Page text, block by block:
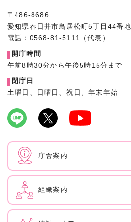
〒486-8686
愛知県春日井市鳥居松町5丁目44番地
電話：0568-81-5111（代表）
開庁時間
午前8時30分から午後5時15分まで
閉庁日
土曜日、日曜日、祝日、年末年始
庁舎案内
組織案内